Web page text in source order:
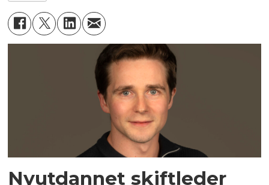
Nyutdannet skiftleder